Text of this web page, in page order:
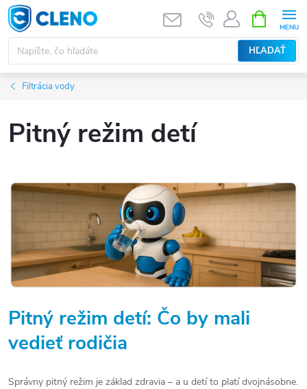
Prejsť
na
obsah
HĽADAŤ
KOŠÍK
Filtrácia vody
Pitný režim detí
Pitný režim detí: Čo by mali
vedieť rodičia
Správny pitný režim je základ zdravia – a u detí to platí dvojnásobne.